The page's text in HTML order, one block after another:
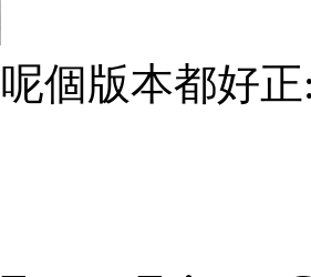
呢個版本都好